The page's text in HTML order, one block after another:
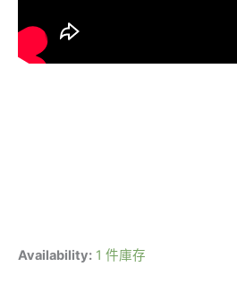
Availability: 1 件庫存